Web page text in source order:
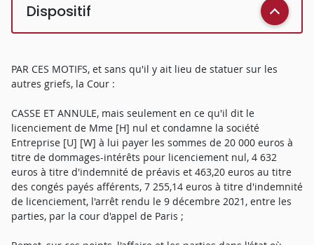
Dispositif
PAR CES MOTIFS, et sans qu'il y ait lieu de statuer sur les
autres griefs, la Cour :
CASSE ET ANNULE, mais seulement en ce qu'il dit le
licenciement de Mme [H] nul et condamne la société
Entreprise [U] [W] à lui payer les sommes de 20 000 euros à
titre de dommages-intérêts pour licenciement nul, 4 632
euros à titre d'indemnité de préavis et 463,20 euros au titre
des congés payés afférents, 7 255,14 euros à titre d'indemnité
de licenciement, l'arrêt rendu le 9 décembre 2021, entre les
parties, par la cour d'appel de Paris ;